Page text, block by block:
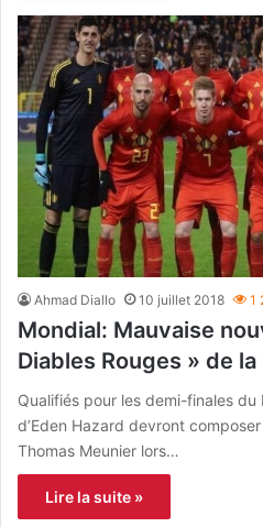
Ahmad Diallo 10 juillet 2018 1
Mondial: Mauvaise
Diables Rouges » de
Qualifiés pour les demi-finales
d’Eden Hazard devront
Thomas Meunier lors…
Lire la suite »